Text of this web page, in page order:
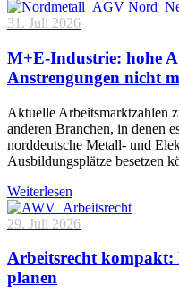
31. Juli 2026
M+E-Industrie: hohe
Anstrengungen nicht
Aktuelle Arbeitsmarktzahlen
anderen Branchen, in denen
norddeutsche Metall- und
Ausbildungsplätze besetzen
Weiterlesen
29. Juli 2026
Arbeitsrecht kompakt:
planen